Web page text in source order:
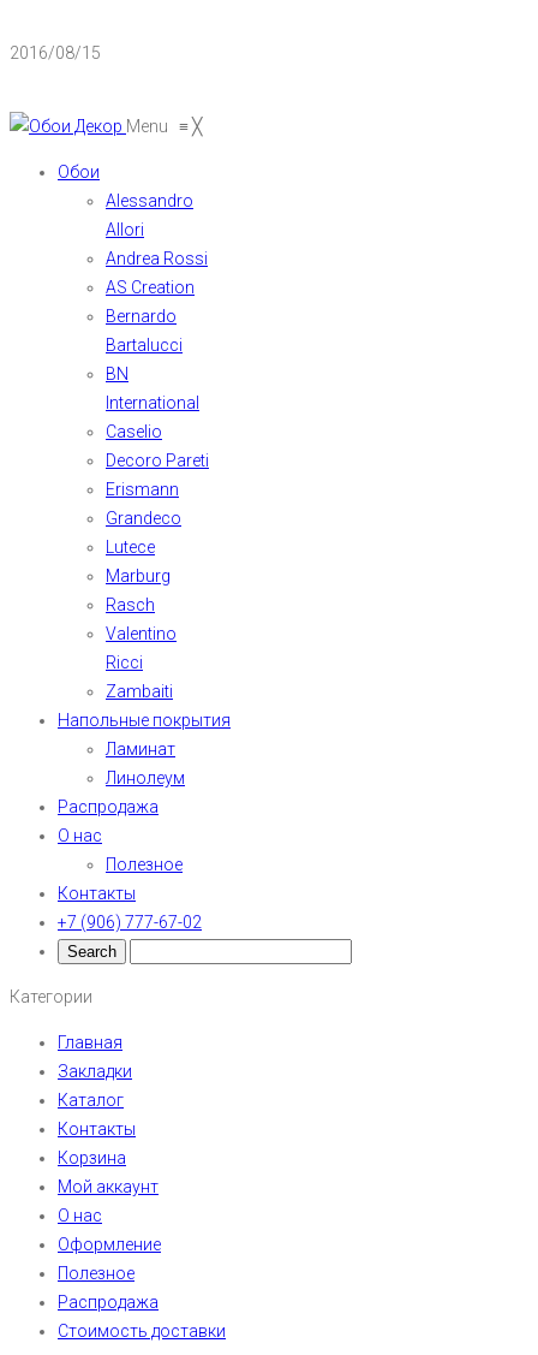
2016/08/15
Menu ≡╳
Обои
Alessandro
Allori
Andrea Rossi
AS Creation
Bernardo
Bartalucci
BN
International
Caselio
Decoro Pareti
Erismann
Grandeco
Lutece
Marburg
Rasch
Valentino
Ricci
Zambaiti
Напольные покрытия
Ламинат
Линолеум
Распродажа
О нас
Полезное
Контакты
+7 (906) 777-67-02
Категории
Главная
Закладки
Каталог
Контакты
Корзина
Мой аккаунт
О нас
Оформление
Полезное
Распродажа
Стоимость доставки